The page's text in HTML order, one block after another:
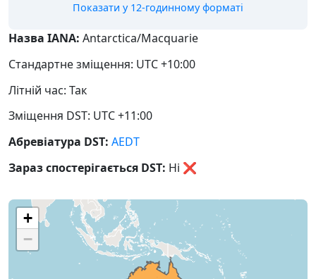
Показати у 12-годинному форматі
Назва IANA: Antarctica/Macquarie
Стандартне зміщення: UTC +10:00
Літній час: Так
Зміщення DST: UTC +11:00
Абревіатура DST: AEDT
Зараз спостерігається DST: Ні ❌
+
−